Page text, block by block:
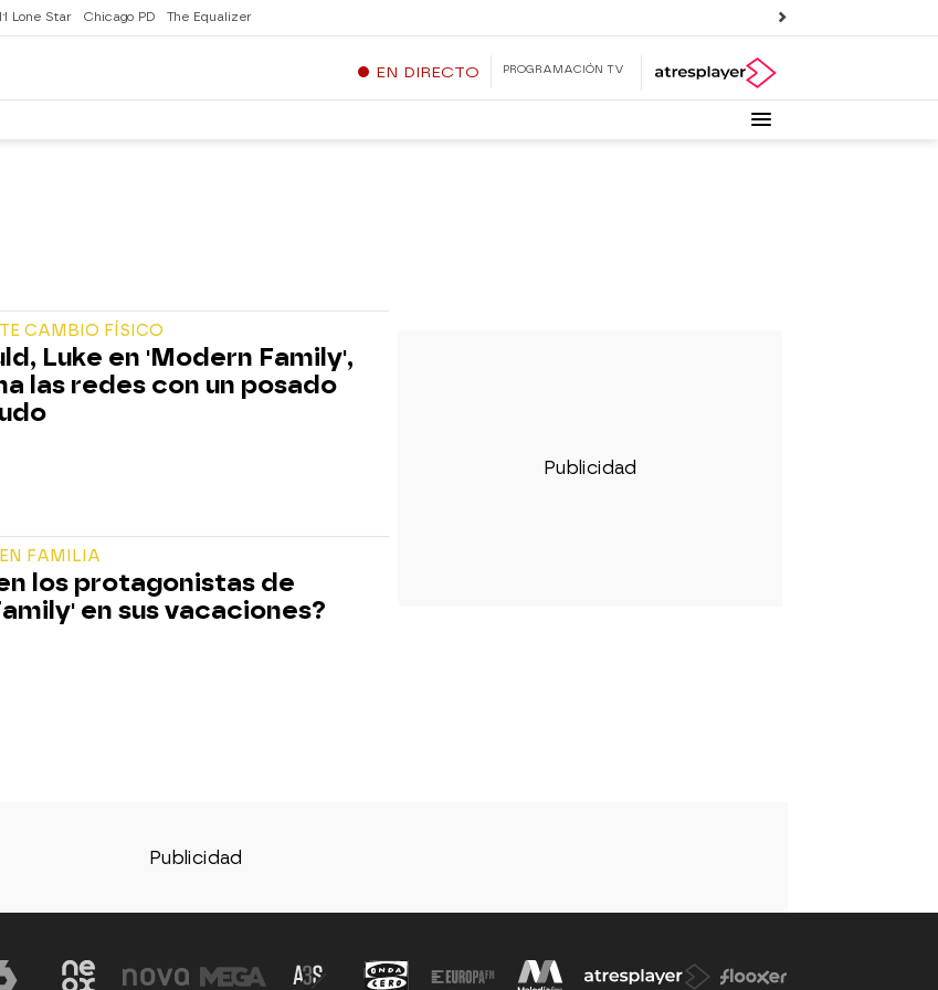
Lone Star Chicago PD The Equalizer
EN DIRECTO PROGRAMACIÓN TV
CAMBIO FÍSICO
Luke en 'Modern Family',
las redes con un posado
FAMILIA
los protagonistas de
en sus vacaciones?